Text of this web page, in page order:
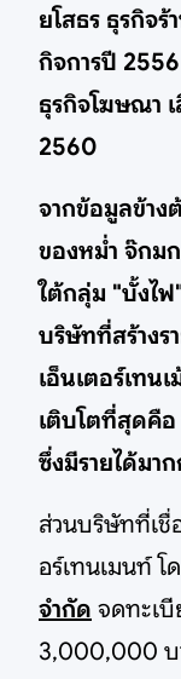
ยโสธร ธุรกิจ
กิจการปี
ธุรกิจโฆษณา
2560
จากข้อมูลข้าง
ของหม่ำ จ๊กม
ใต้กลุ่ม "บั้งไฟ
บริษัทที่สร้าง
เอ็นเตอร์เทน
เติบโตที่สุดคือ
ซึ่งมีรายได้มา
ส่วนบริษัทที่เชื่
อร์เทนเมนท์ โ
จำกัด จดทะเ
3,000,000 บ